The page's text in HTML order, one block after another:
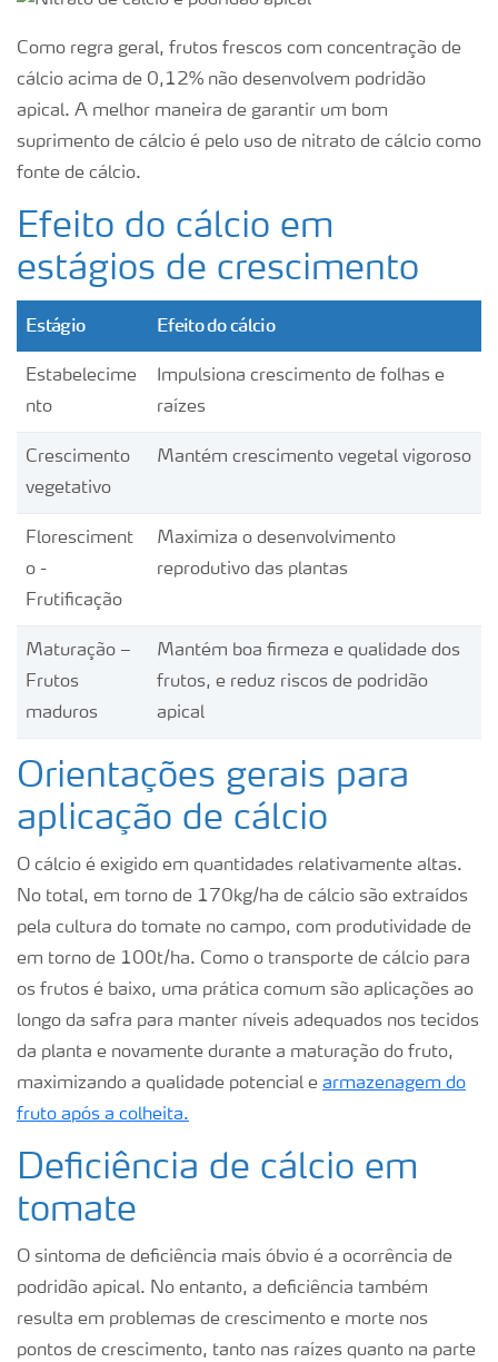
Como regra geral, frutos frescos com concentração de
cálcio acima de 0,12% não desenvolvem podridão
apical. A melhor maneira de garantir um bom
suprimento de cálcio é pelo uso de nitrato de cálcio como
fonte de cálcio.
Efeito do cálcio em
estágios de crescimento
Estágio Efeito do cálcio
Estabelecime
nto
Impulsiona crescimento de folhas e
raízes
Crescimento
vegetativo
Mantém crescimento vegetal vigoroso
Floresciment
o -
Frutificação
Maximiza o desenvolvimento
reprodutivo das plantas
Maturação –
Frutos
maduros
Mantém boa firmeza e qualidade dos
frutos, e reduz riscos de podridão
apical
Orientações gerais para
aplicação de cálcio
O cálcio é exigido em quantidades relativamente altas.
No total, em torno de 170kg/ha de cálcio são extraídos
pela cultura do tomate no campo, com produtividade de
em torno de 100t/ha. Como o transporte de cálcio para
os frutos é baixo, uma prática comum são aplicações ao
longo da safra para manter níveis adequados nos tecidos
da planta e novamente durante a maturação do fruto,
maximizando a qualidade potencial e armazenagem do
fruto após a colheita.
Deficiência de cálcio em
tomate
O sintoma de deficiência mais óbvio é a ocorrência de
podridão apical. No entanto, a deficiência também
resulta em problemas de crescimento e morte nos
pontos de crescimento, tanto nas raízes quanto na parte